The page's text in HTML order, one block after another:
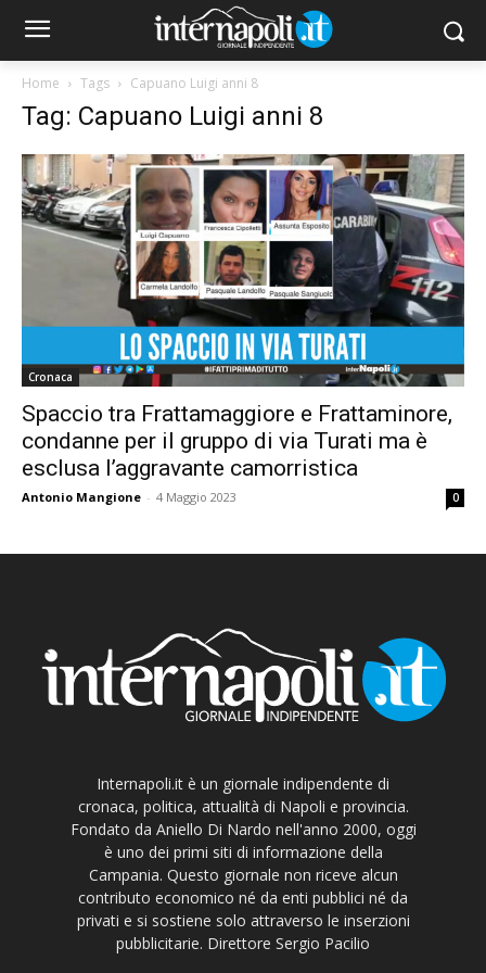
Home Tags Capuano Luigi anni 8
Tag: Capuano Luigi anni 8
Cronaca
Spaccio tra Frattamaggiore e Frattaminore,
condanne per il gruppo di via Turati ma è
esclusa l’aggravante camorristica
Antonio Mangione - 4 Maggio 2023 0
Internapoli.it è un giornale indipendente di
cronaca, politica, attualità di Napoli e provincia.
Fondato da Aniello Di Nardo nell'anno 2000, oggi
è uno dei primi siti di informazione della
Campania. Questo giornale non riceve alcun
contributo economico né da enti pubblici né da
privati e si sostiene solo attraverso le inserzioni
pubblicitarie. Direttore Sergio Pacilio